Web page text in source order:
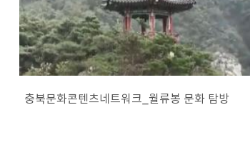
충북문화콘텐츠네트워크_월류봉 문화 탐방